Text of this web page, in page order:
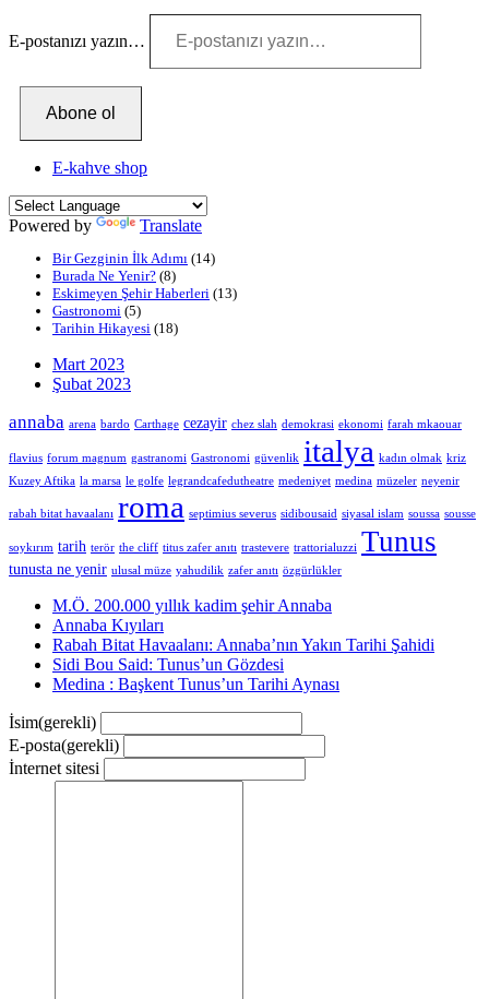
E-postanızı yazın…
Abone ol
E-kahve shop
Powered by Translate
Bir Gezginin İlk Adımı (14)
Burada Ne Yenir? (8)
Eskimeyen Şehir Haberleri (13)
Gastronomi (5)
Tarihin Hikayesi (18)
Mart 2023
Şubat 2023
annaba arena bardo Carthage cezayir chez slah demokrasi ekonomi farah mkaouar
flavius forum magnum gastranomi Gastronomi güvenlik italya kadın olmak kriz
Kuzey Aftika la marsa le golfe legrandcafedutheatre medeniyet medina müzeler neyenir
rabah bitat havaalanı roma septimius severus sidibousaid siyasal islam soussa sousse
soykırım tarih terör the cliff titus zafer anıtı trastevere trattorialuzzi Tunus
tunusta ne yenir ulusal müze yahudilik zafer anıtı özgürlükler
M.Ö. 200.000 yıllık kadim şehir Annaba
Annaba Kıyıları
Rabah Bitat Havaalanı: Annaba’nın Yakın Tarihi Şahidi
Sidi Bou Said: Tunus’un Gözdesi
Medina : Başkent Tunus’un Tarihi Aynası
İsim(gerekli)
E-posta(gerekli)
İnternet sitesi